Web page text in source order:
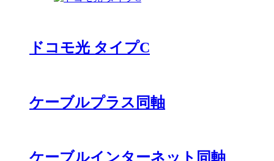
ドコモ光 タイプC
ケーブルプラス同軸
ケーブルインターネット同軸